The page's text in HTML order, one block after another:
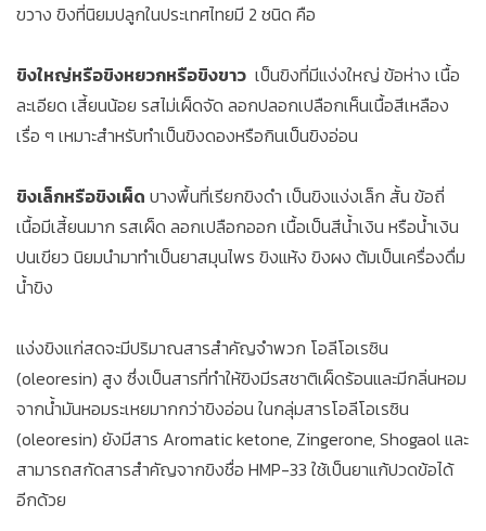
ขวาง ขิงที่นิยมปลูกในประเทศไทยมี 2 ชนิด คือ
ขิงใหญ่หรือขิงหยวกหรือขิงขาว เป็นขิงที่มีแง่งใหญ่ ข้อห่าง เนื้อ
ละเอียด เสี้ยนน้อย รสไม่เผ็ดจัด ลอกปลอกเปลือกเห็นเนื้อสีเหลือง
เรื่อ ๆ เหมาะสำหรับทำเป็นขิงดองหรือกินเป็นขิงอ่อน
ขิงเล็กหรือขิงเผ็ด บางพื้นที่เรียกขิงดำ เป็นขิงแง่งเล็ก สั้น ข้อถี่
เนื้อมีเสี้ยนมาก รสเผ็ด ลอกเปลือกออก เนื้อเป็นสีน้ำเงิน หรือน้ำเงิน
ปนเขียว นิยมนำมาทำเป็นยาสมุนไพร ขิงแห้ง ขิงผง ต้มเป็นเครื่องดื่ม
น้ำขิง
แง่งขิงแก่สดจะมีปริมาณสารสำคัญจำพวก โอลีโอเรซิน
(oleoresin) สูง ซึ่งเป็นสารที่ทำให้ขิงมีรสชาติเผ็ดร้อนและมีกลิ่นหอม
จากน้ำมันหอมระเหยมากกว่าขิงอ่อน ในกลุ่มสารโอลีโอเรซิน
(oleoresin) ยังมีสาร Aromatic ketone, Zingerone, Shogaol และ
สามารถสกัดสารสำคัญจากขิงชื่อ HMP-33 ใช้เป็นยาแก้ปวดข้อได้
อีกด้วย